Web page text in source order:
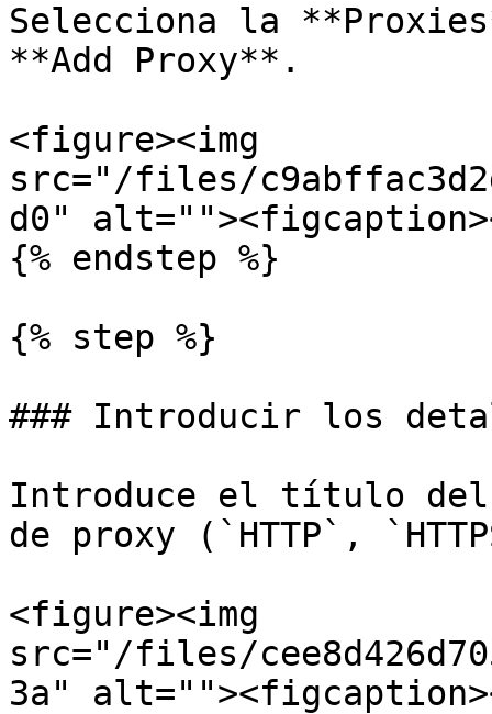
Selecciona la
**Add Proxy**.
<figure><img
src="/files/
d0"
{% endstep %}
{% step %}
### Introducir los
Introduce el título del
de proxy (`HTTP`,
<figure><img
src="/files/
3a"